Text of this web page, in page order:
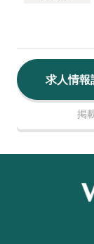
求人情報
掲